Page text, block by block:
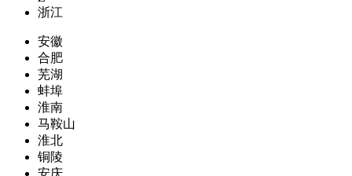
浙江
安徽
合肥
芜湖
蚌埠
淮南
马鞍山
淮北
铜陵